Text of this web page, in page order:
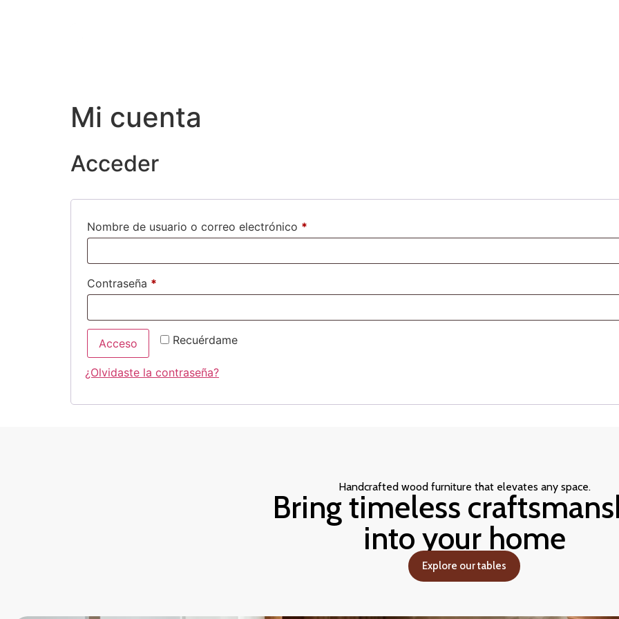
Mi cuenta
Acceder
Nombre de usuario o correo electrónico *
Contraseña *
Recuérdame
Acceso
¿Olvidaste la contraseña?
Handcrafted wood furniture that elevates any space.
Bring timeless
into your home
Explore our tables